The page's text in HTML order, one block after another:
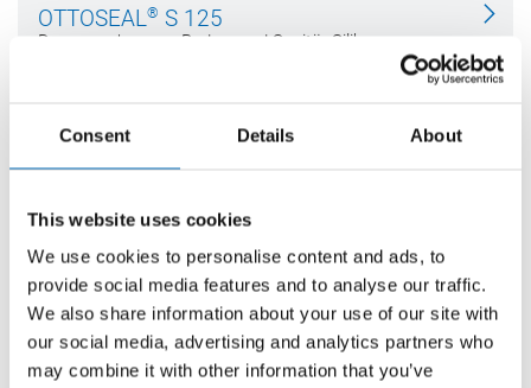
Consent Details About
This website uses cookies
We use cookies to personalise content and ads, to
provide social media features and to analyse our traffic.
We also share information about your use of our site with
our social media, advertising and analytics partners who
may combine it with other information that you’ve
OTTOSEAL® S 125
Das geruchsarme Boden- und Sanitär-Silikon
Technisches Datenblatt
OTTOSEAL S 80
Das geruchsarme Naturstein-Silikon